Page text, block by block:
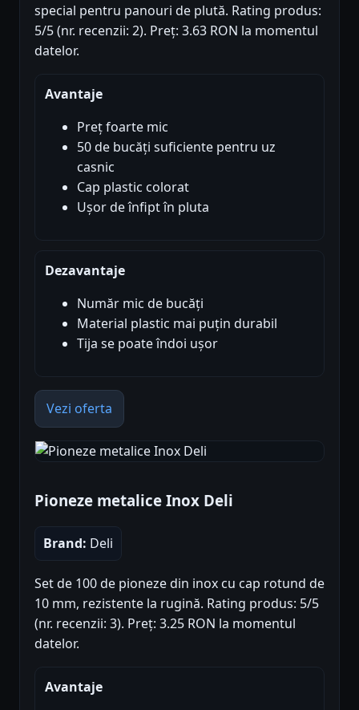
special pentru panouri de plută. Rating produs:
5/5 (nr. recenzii: 2). Preț: 3.63 RON la momentul
datelor.
Avantaje
Preț foarte mic
50 de bucăți suficiente pentru uz
casnic
Cap plastic colorat
Ușor de înfipt în pluta
Dezavantaje
Număr mic de bucăți
Material plastic mai puțin durabil
Tija se poate îndoi ușor
Vezi oferta
Pioneze metalice Inox Deli
Brand: Deli
Set de 100 de pioneze din inox cu cap rotund de
10 mm, rezistente la rugină. Rating produs: 5/5
(nr. recenzii: 3). Preț: 3.25 RON la momentul
datelor.
Avantaje